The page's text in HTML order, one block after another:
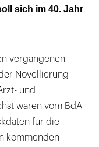
sich im 40. Jahr
vergangenen
Novellierung
und
waren vom BdA
für die
kommenden